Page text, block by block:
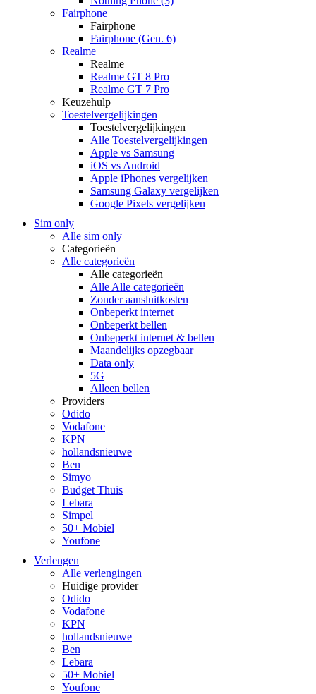
Fairphone
Fairphone
Fairphone (Gen. 6)
Realme
Realme
Realme GT 8 Pro
Realme GT 7 Pro
Keuzehulp
Toestelvergelijkingen
Toestelvergelijkingen
Alle Toestelvergelijkingen
Apple vs Samsung
iOS vs Android
Apple iPhones vergelijken
Samsung Galaxy vergelijken
Google Pixels vergelijken
Sim only
Alle sim only
Categorieën
Alle categorieën
Alle categorieën
Alle Alle categorieën
Zonder aansluitkosten
Onbeperkt internet
Onbeperkt bellen
Onbeperkt internet & bellen
Maandelijks opzegbaar
Data only
5G
Alleen bellen
Providers
Odido
Vodafone
KPN
hollandsnieuwe
Ben
Simyo
Budget Thuis
Lebara
Simpel
50+ Mobiel
Youfone
Verlengen
Alle verlengingen
Huidige provider
Odido
Vodafone
KPN
hollandsnieuwe
Ben
Lebara
50+ Mobiel
Youfone